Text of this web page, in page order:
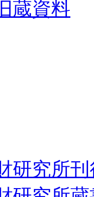
蔵資料
研究所